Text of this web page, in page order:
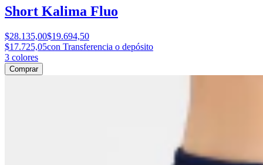
Short Kalima Fluo
$28.135,00$19.694,50
$17.725,05con Transferencia o depósito
3 colores
Comprar